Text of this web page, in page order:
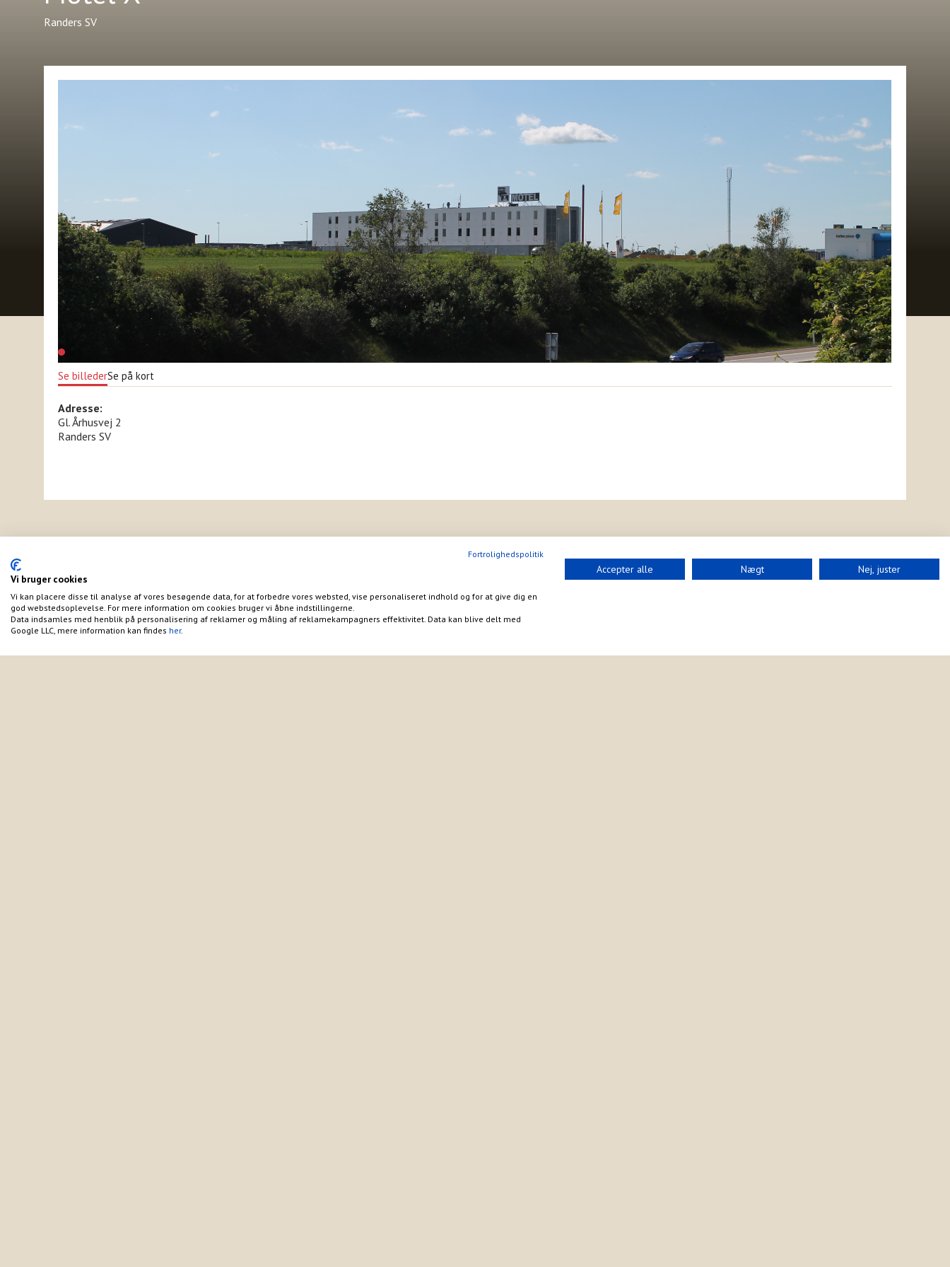
Fortrolighedspolitik
Vi bruger cookies
Vi kan placere disse til analyse af vores besøgende data, for at forbedre vores websted, vise personaliseret indhold og for at give dig en
god webstedsoplevelse. For mere information om cookies bruger vi åbne indstillingerne.
Data indsamles med henblik på personalisering af reklamer og måling af reklamekampagners effektivitet. Data kan blive delt med
Google LLC, mere information kan findes her.
Accepter alle Nægt Nej, juster
Randers SV
Se billederSe på kort
Adresse:
Gl. Århusvej 2
Randers SV